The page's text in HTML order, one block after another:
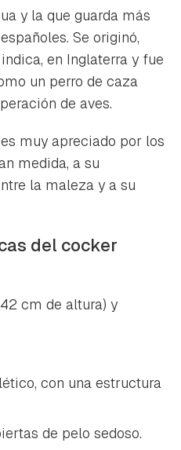
y la que guarda más
Se originó,
en Inglaterra y fue
un perro de caza
de aves.
es muy apreciado por los
medida, a su
la maleza y a su
del cocker
cm de altura) y
con una estructura
de pelo sedoso.